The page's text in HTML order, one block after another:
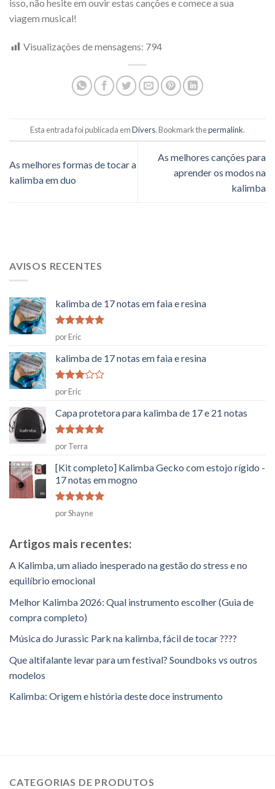
isso, não hesite em ouvir estas canções e comece a sua
viagem musical!
Visualizações de mensagens: 794
Esta entrada foi publicada emDivers. Bookmark thepermalink.
As melhores formas de tocar a
kalimba em duo
As melhores canções para
aprender os modos na
kalimba
AVISOS RECENTES
kalimba de 17 notas em faia e resina
Classificado
como
5
por Eric
kalimba de 17 notas em faia e resina
Classificado
como
3em
5
por Eric
Capa protetora para kalimba de 17 e 21 notas
Classificado
como
5
por Terra
[Kit completo] Kalimba Gecko com estojo rígido -
17 notas em mogno
Classificado
como5
por Shayne
Artigos mais recentes:
A Kalimba, um aliado inesperado na gestão do stress e no
equilíbrio emocional
Melhor Kalimba 2026: Qual instrumento escolher (Guia de
compra completo)
Música do Jurassic Park na kalimba, fácil de tocar ????
Que altifalante levar para um festival? Soundboks vs outros
modelos
Kalimba: Origem e história deste doce instrumento
CATEGORIAS DE PRODUTOS